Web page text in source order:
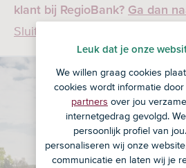
klant bij RegioBank? Ga dan
Sluiten
Leuk dat je onze
We willen graag cookies
cookies wordt informatie door
partners over jou
internetgedrag gevolgd.
persoonlijk profiel van
personaliseren wij onze
communicatie en laten wij je